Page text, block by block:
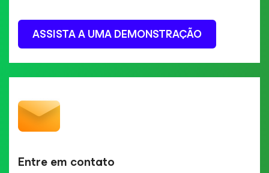
ASSISTA A UMA DEMONSTRAÇÃO
Entre em contato